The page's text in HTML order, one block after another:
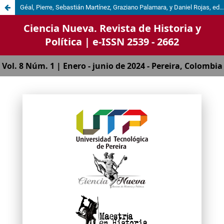
Géal, Pierre, Sebastián Martínez, Graziano Palamara, y Daniel Rojas, eds. Una modernidad política iberoamericana. Siglo XIX: formación, relaciones internacionales y representaciones de la nación. 1st ed. Marcial Pons, ediciones jurídicas y sociales, 2022